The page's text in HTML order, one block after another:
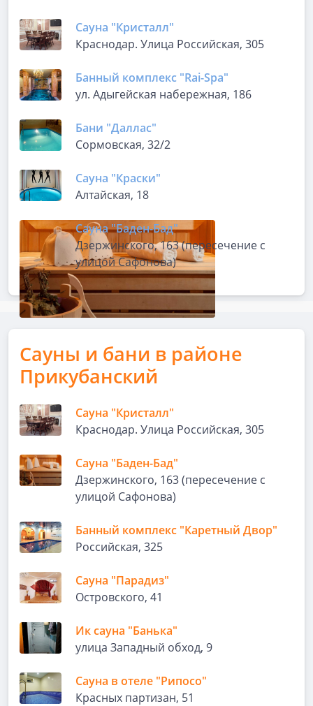
Сауна "Кристалл"
Краснодар. Улица Российская, 305
Банный комплекс "Rai-Spa"
ул. Адыгейская набережная, 186
Бани "Даллас"
Сормовская, 32/2
Сауна "Краски"
Алтайская, 18
Сауна "Баден-Бад"
Дзержинского, 163 (пересечение с
улицой Сафонова)
Сауны и бани в районе
Прикубанский
Сауна "Кристалл"
Краснодар. Улица Российская, 305
Сауна "Баден-Бад"
Дзержинского, 163 (пересечение с
улицой Сафонова)
Банный комплекс "Каретный Двор"
Российская, 325
Сауна "Парадиз"
Островского, 41
Ик сауна "Банька"
улица Западный обход, 9
Сауна в отеле "Рипосо"
Красных партизан, 51